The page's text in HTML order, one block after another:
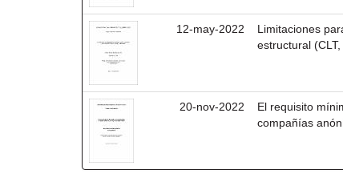
12-may-2022
Limitaciones
estructural
20-nov-2022
El requisito
compañías